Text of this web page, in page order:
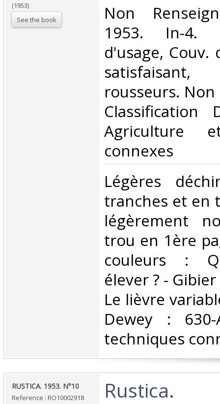
(1953)
See the book
‎Non
1953. In-4.
d'usage, Couv.
rousseurs. Non
Classification
Agriculture
connexes‎
‎Légères
tranches et en
légèrement
trou en 1ère
couleurs :
élever ? -
Le lièvre
Dewey :
techniques
‎RUSTICA. 1953. N°10‎
Reference : RO10002918
‎Rustica.‎